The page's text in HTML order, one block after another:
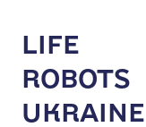
LIFE
ROBOTS
UKRAINE